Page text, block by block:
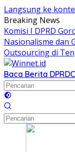
Langsung ke
Breaking News
Komisi I DPRD
Nasionalisme dan
Outsourcing di
Baca Berita DPRD